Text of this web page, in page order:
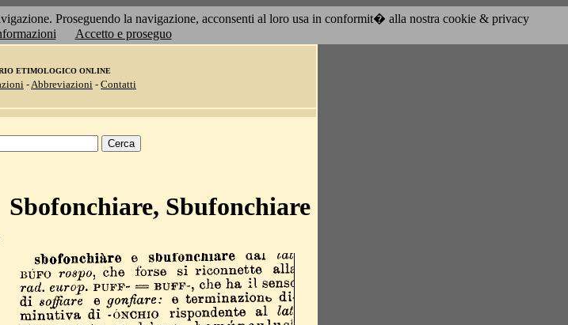
Proseguendo la navigazione, acconsenti al loro usa in conformit� alla nostra cookie & privacy
Accetto e proseguo
ETIMOLOGICO ONLINE
-Abbreviazioni - Contatti
Sbofonchiare, Sbufonchiare